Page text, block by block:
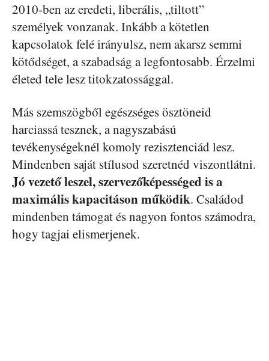
2010-ben az eredeti, liberális, „tiltott”
személyek vonzanak. Inkább a kötetlen
kapcsolatok felé irányulsz, nem akarsz semmi
kötődséget, a szabadság a legfontosabb. Érzelmi
életed tele lesztitokzatossággal.
Más szemszögből egészséges ösztöneid
harciassá tesznek, a nagyszabású
tevékenységeknél komoly rezisztenciád lesz.
Mindenben saját stílusod szeretnéd viszontlátni.
Jó vezető leszel,szervezőképességed is a
maximális kapacitáson működik. Családod
mindenben támogat és nagyon fontos számodra,
hogy tagjai elismerjenek.